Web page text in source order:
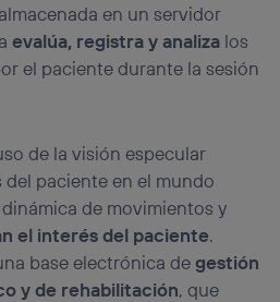
en un servidor
evalúa, registra y analiza los
el paciente durante la sesión
de la visión especular
paciente en el mundo
de movimientos y
el interés del paciente.
base electrónica degestión
y de rehabilitación, que